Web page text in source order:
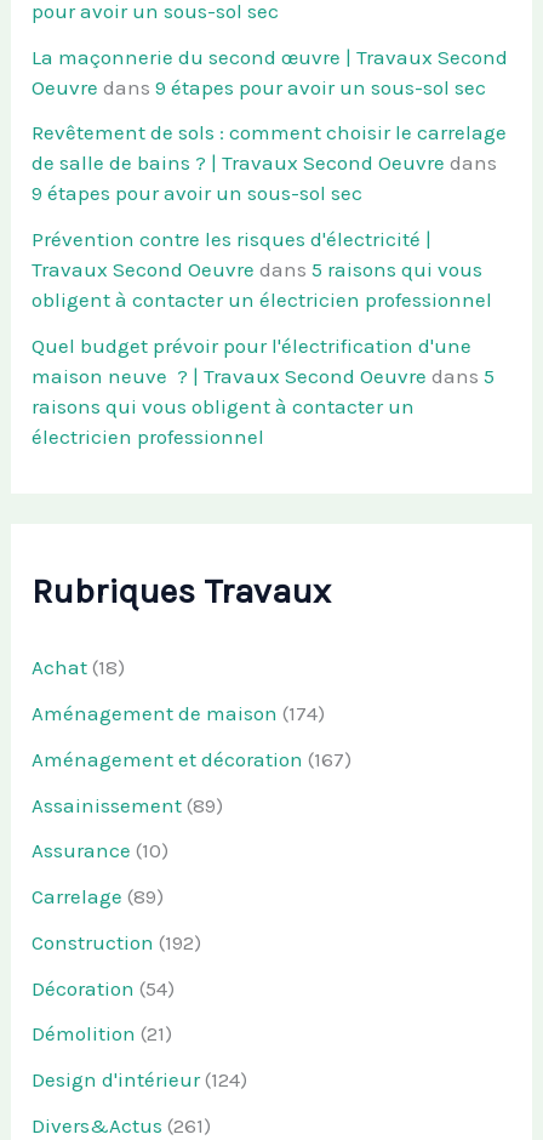
pour avoir un sous-sol sec
La maçonnerie du second œuvre | Travaux Second
Oeuvre dans9 étapes pour avoir un sous-sol sec
Revêtement de sols : comment choisir le carrelage
de salle de bains ? | Travaux Second Oeuvre dans
9 étapes pour avoir un sous-sol sec
Prévention contre les risques d'électricité |
Travaux Second Oeuvre dans5 raisons qui vous
obligent à contacter un électricien professionnel
Quel budget prévoir pour l'électrification d'une
maison neuve ? | Travaux Second Oeuvre dans5
raisons qui vous obligent à contacter un
électricien professionnel
Rubriques Travaux
Achat (18)
Aménagement de maison (174)
Aménagement et décoration (167)
Assainissement (89)
Assurance (10)
Carrelage (89)
Construction (192)
Décoration (54)
Démolition (21)
Design d'intérieur(124)
Divers&Actus (261)